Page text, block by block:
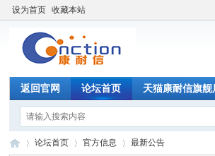
设为首页 收藏本站
返回官网 论坛首页 天猫康耐信旗舰
论坛首页 官方信息 最新公告